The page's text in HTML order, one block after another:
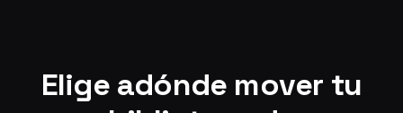
Elige adónde mover tu